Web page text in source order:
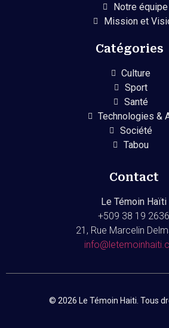
Notre équipe
Mission et
Catégories
Culture
Sport
Santé
Technologies &
Société
Tabou
Contact
Le Témoin Haïti
+509 38 19 2636
21, Rue Marcelin
© 2026 Le Témoin Haiti. Tous